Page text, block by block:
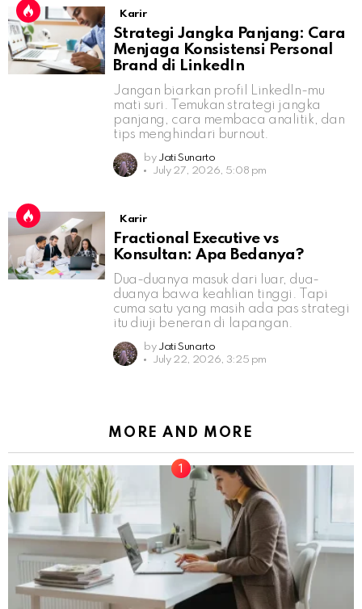
Karir
Strategi Jangka Panjang: Cara
Menjaga Konsistensi Personal
Brand di LinkedIn
Jangan biarkan profil LinkedIn-mu
mati suri. Temukan strategi jangka
panjang, cara membaca analitik, dan
tips menghindari burnout.
by Jati Sunarto
July 27, 2026, 5:08 pm
Karir
Fractional Executive vs
Konsultan: Apa Bedanya?
Dua-duanya masuk dari luar, dua-
duanya bawa keahlian tinggi. Tapi
cuma satu yang masih ada pas strategi
itu diuji beneran di lapangan.
by Jati Sunarto
July 22, 2026, 3:25 pm
MORE AND MORE